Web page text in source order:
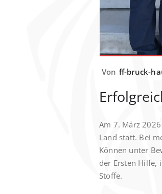
Von ff-bruck-
Am 7. März
Land statt. Bei
Können unter
der Ersten Hilfe,
Stoffe.